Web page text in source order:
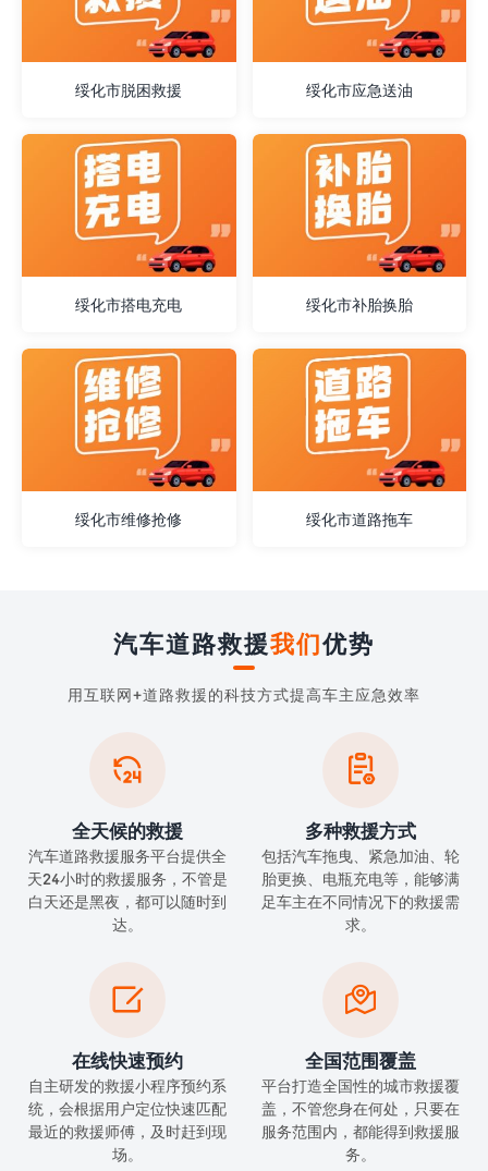
绥化市脱困救援 绥化市应急送油
绥化市搭电充电 绥化市补胎换胎
绥化市维修抢修 绥化市道路拖车
汽车道路救援我们优势
用互联网+道路救援的科技方式提高车主应急效率

全天候的救援
汽车道路救援服务平台提供全
天24小时的救援服务，不管是
白天还是黑夜，都可以随时到
达。

多种救援方式
包括汽车拖曳、紧急加油、轮
胎更换、电瓶充电等，能够满
足车主在不同情况下的救援需
求。

在线快速预约
自主研发的救援小程序预约系
统，会根据用户定位快速匹配
最近的救援师傅，及时赶到现
场。

全国范围覆盖
平台打造全国性的城市救援覆
盖，不管您身在何处，只要在
服务范围内，都能得到救援服
务。